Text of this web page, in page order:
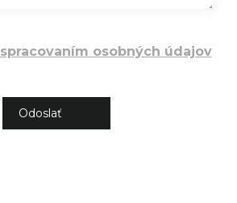
spracovaním osobných údajov